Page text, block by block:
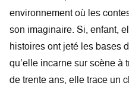
environnement où les
son imaginaire. Si, enfant,
histoires ont jeté les bases
qu’elle incarne sur scène à
de trente ans, elle trace un